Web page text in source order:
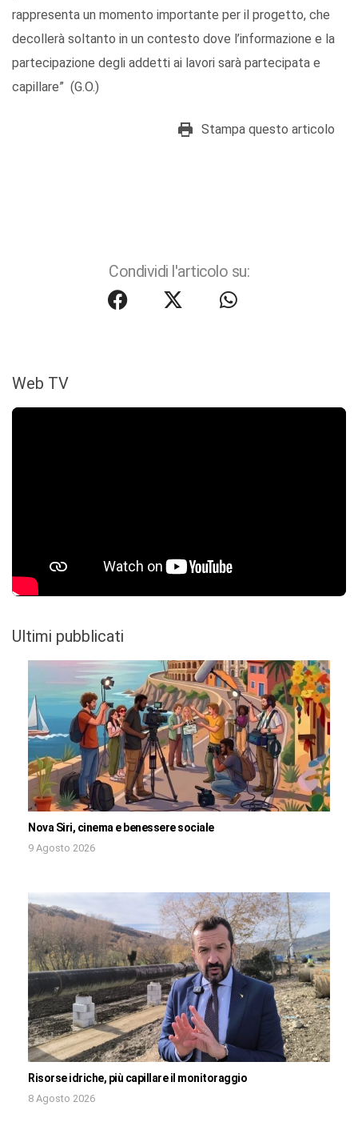
rappresenta un momento importante per il progetto, che
decollerà soltanto in un contesto dove l’informazione e la
partecipazione degli addetti ai lavori sarà partecipata e
capillare” (G.O.)
Stampa questo articolo
Condividi l'articolo su:
Web TV
Ultimi pubblicati
Nova Siri, cinema e benessere sociale
9 Agosto 2026
Risorse idriche, più capillare il monitoraggio
8 Agosto 2026